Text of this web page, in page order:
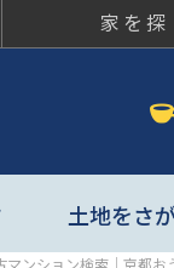
家を
土地をさ
ンション検索｜京都お